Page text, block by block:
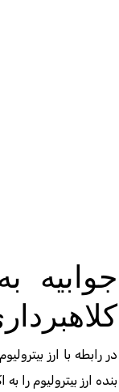
جوابیه
در رابطه با ارز
بنده ارز بیترولیوم